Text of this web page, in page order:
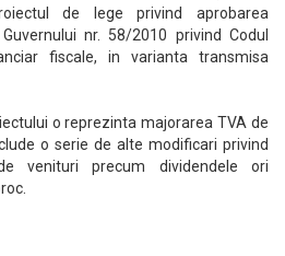
de lege privind aprobarea
nr. 58/2010 privind Codul
fiscale, in varianta transmisa
o reprezinta majorarea TVA de
o serie de alte modificari privind
venituri precum dividendele ori